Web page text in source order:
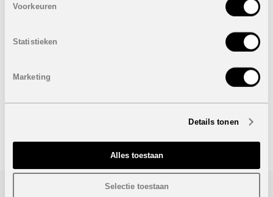
Voorkeuren
Statistieken
Marketing
Details tonen
Alles toestaan
Selectie toestaan
Privaat zwembad
De foto's zijn van de modelwoning in een eerdere fase.
Onder voorbehoud van eventuele prijswijzigingen.